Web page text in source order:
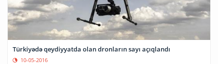
Türkiyədə qeydiyyatda olan dronların sayı açıqlandı
10-05-2016